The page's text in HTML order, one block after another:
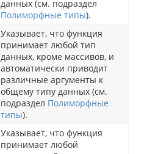
данных (см. подраздел
Полиморфные типы).
Указывает, что функция
принимает любой тип
данных, кроме массивов, и
автоматически приводит
различные аргументы к
общему типу данных (см.
подраздел Полиморфные
типы).
Указывает, что функция
принимает любой